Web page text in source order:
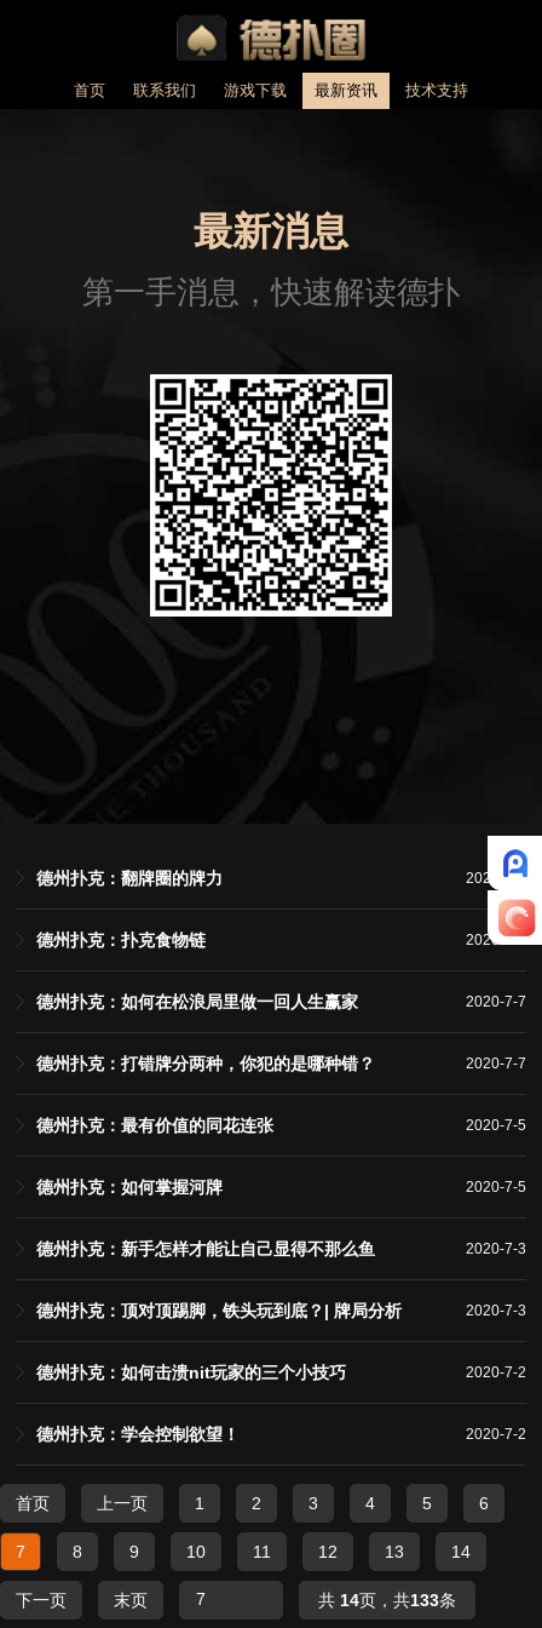
首页 联系我们 游戏下载 最新资讯 技术支持
最新消息
第一手消息，快速解读德扑
2020-7-9
德州扑克：翻牌圈的牌力
2020-7-9
德州扑克：扑克食物链
2020-7-7
德州扑克：如何在松浪局里做一回人生赢家
2020-7-7
德州扑克：打错牌分两种，你犯的是哪种错？
2020-7-5
德州扑克：最有价值的同花连张
2020-7-5
德州扑克：如何掌握河牌
2020-7-3
德州扑克：新手怎样才能让自己显得不那么鱼
2020-7-3
德州扑克：顶对顶踢脚，铁头玩到底？| 牌局分析
2020-7-2
德州扑克：如何击溃nit玩家的三个小技巧
2020-7-2
德州扑克：学会控制欲望！
首页 上一页 1 2 3 4 5 6
7 8 9 10 11 12 13 14
下一页 末页 共 14页，共133条